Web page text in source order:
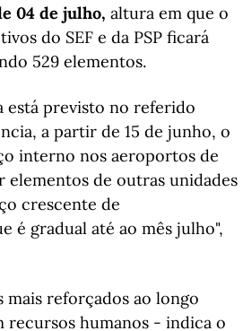
04 de julho, altura em que o
do SEF e da PSP ficará
529 elementos.
está previsto no referido
a partir de 15 de junho, o
interno nos aeroportos de
elementos de outras unidades
crescente de
é gradual até ao mês julho",
reforçados ao longo
recursos humanos - indica o